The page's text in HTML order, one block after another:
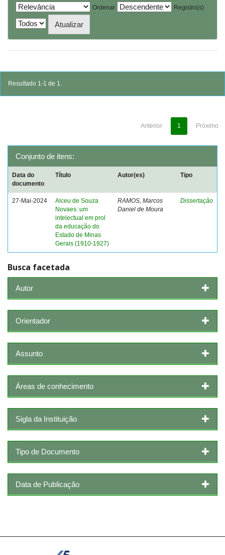
Ordenar
Registro(s)
Resultado 1-1 de 1.
Anterior 1 Próximo
Conjunto de itens:
Data do
documento
Título Autor(es) Tipo
27-Mai-2024
Alceu de Souza
Novaes: um
intelectual em prol
da educação do
Estado de Minas
Gerais (1910-1927)
RAMOS, Marcos
Daniel de Moura
Dissertação
Busca facetada
Autor
Orientador
Assunto
Áreas de conhecimento
Sigla da Instituição
Tipo de Documento
Data de Publicação